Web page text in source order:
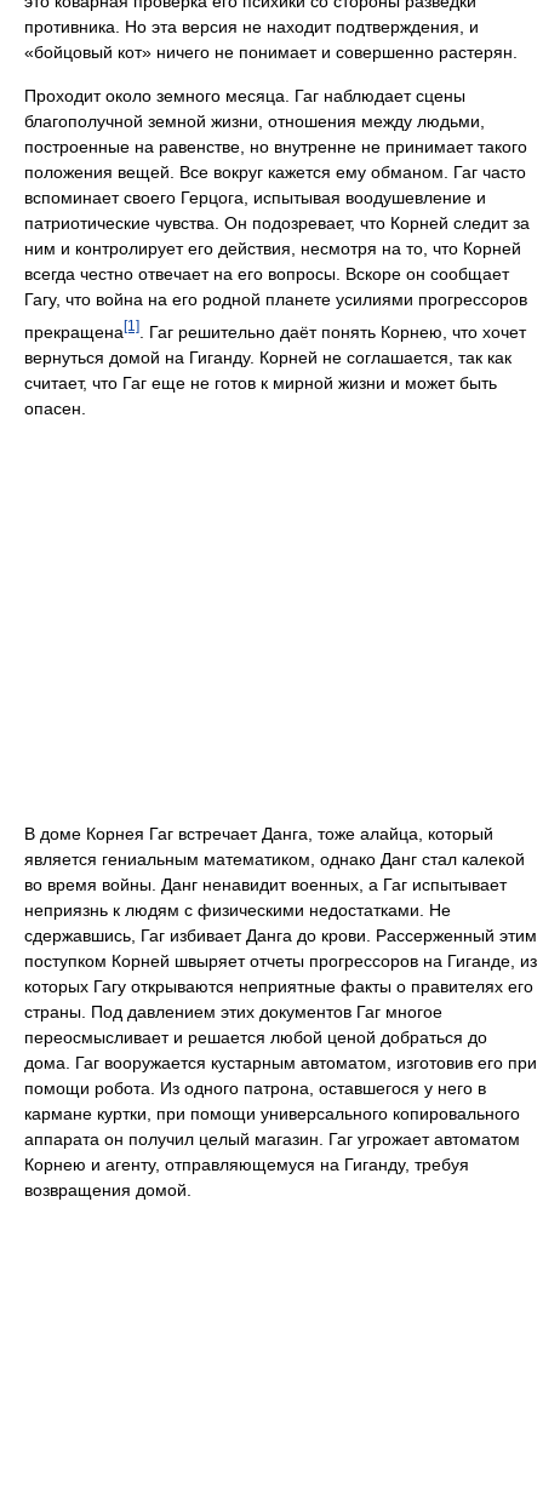
противника. Но эта версия не находит подтверждения, и
«бойцовый кот» ничего не понимает и совершенно растерян.
Проходит около земного месяца. Гаг наблюдает сцены
благополучной земной жизни, отношения между людьми,
построенные на равенстве, но внутренне не принимает такого
положения вещей. Все вокруг кажется ему обманом. Гаг часто
вспоминает своего Герцога, испытывая воодушевление и
патриотические чувства. Он подозревает, что Корней следит за
ним и контролирует его действия, несмотря на то, что Корней
всегда честно отвечает на его вопросы. Вскоре он сообщает
Гагу, что война на его родной планете усилиями прогрессоров
прекращена[1]
. Гаг решительно даёт понять Корнею, что хочет
вернуться домой на Гиганду. Корней не соглашается, так как
считает, что Гаг еще не готов к мирной жизни и может быть
опасен.
В доме Корнея Гаг встречает Данга, тоже алайца, который
является гениальным математиком, однако Данг стал калекой
во время войны. Данг ненавидит военных, а Гаг испытывает
неприязнь к людям с физическими недостатками. Не
сдержавшись, Гаг избивает Данга до крови. Рассерженный этим
поступком Корней швыряет отчеты прогрессоров на Гиганде, из
которых Гагу открываются неприятные факты о правителях его
страны. Под давлением этих документов Гаг многое
переосмысливает и решается любой ценой добраться до
дома. Гаг вооружается кустарным автоматом, изготовив его при
помощи робота. Из одного патрона, оставшегося у него в
кармане куртки, при помощи универсального копировального
аппарата он получил целый магазин. Гаг угрожает автоматом
Корнею и агенту, отправляющемуся на Гиганду, требуя
возвращения домой.